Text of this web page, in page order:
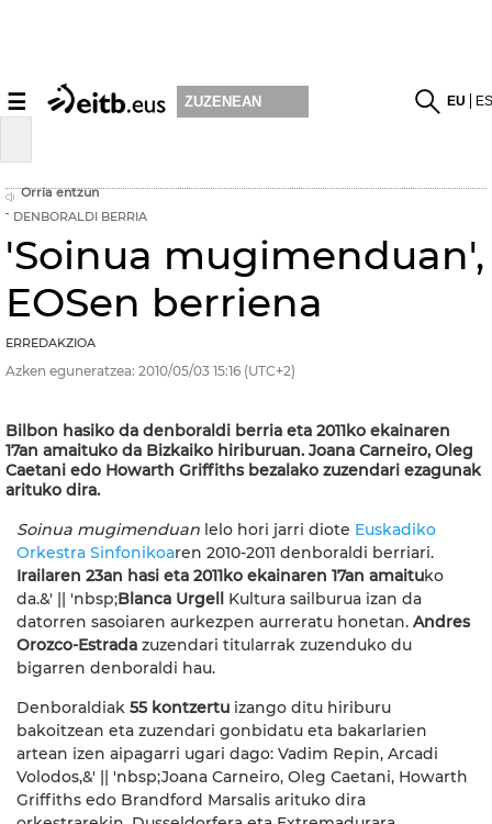
☰ ZUZENEAN EU
Orria entzun
DENBORALDI BERRIA
'Soinua mugimenduan',
EOSen berriena
ERREDAKZIOA
Azken eguneratzea: 2010/05/03 15:16 (UTC+2)
Bilbon hasiko da denboraldi berria eta 2011ko ekainaren
17an amaituko da Bizkaiko hiriburuan. Joana Carneiro, Oleg
Caetani edo Howarth Griffiths bezalako zuzendari ezagunak
arituko dira.
Soinua mugimenduan lelo hori jarri diote Euskadiko
Orkestra Sinfonikoaren 2010-2011 denboraldi berriari.
Irailaren 23an hasi eta 2011ko ekainaren 17an amaituko
da.&' || 'nbsp;Blanca Urgell Kultura sailburua izan da
datorren sasoiaren aurkezpen aurreratu honetan. Andres
Orozco-Estrada zuzendari titularrak zuzenduko du
bigarren denboraldi hau.
Denboraldiak 55 kontzertu izango ditu hiriburu
bakoitzean eta zuzendari gonbidatu eta bakarlarien
artean izen aipagarri ugari dago: Vadim Repin, Arcadi
Volodos,&' || 'nbsp;Joana Carneiro, Oleg Caetani, Howarth
Griffiths edo Brandford Marsalis arituko dira